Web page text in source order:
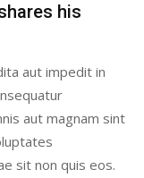
his
aut impedit in
aut magnam sint
sit non quis eos.